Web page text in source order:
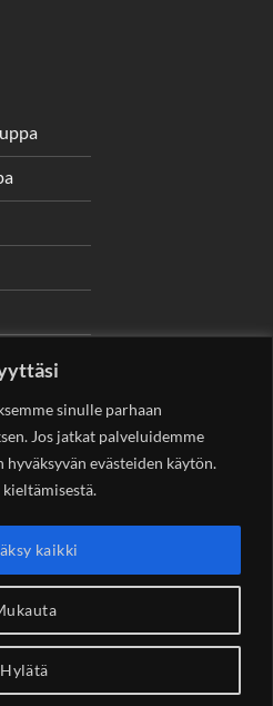
sinulle parhaan
Jos jatkat palveluidemme
evästeiden käytön.
kieltämisestä.
Hylätä
kaikki
OySotungintie 449,
Rakennuskonevuokraus.fi